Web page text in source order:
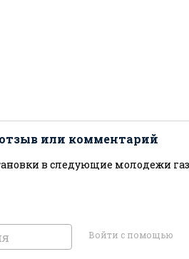
или комментарий
в следующие молодежи
Войти с помощью